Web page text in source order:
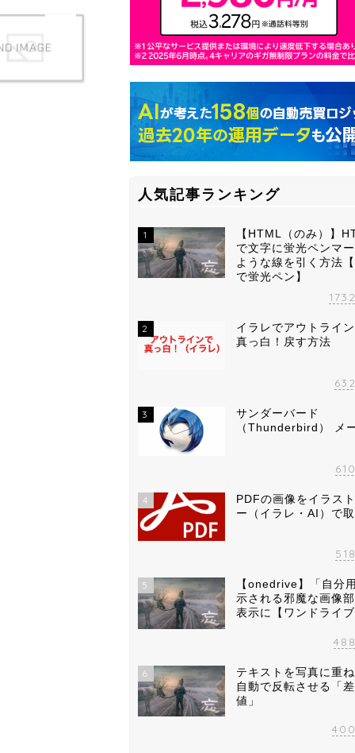
人気記事ランキング
1
【HTML（のみ）】
で文字に蛍光ペンマ
ような線を引く方法
で蛍光ペン】
2
イラレでアウトライ
真っ白！戻す方法
3
サンダーバード
（Thunderbird） メ
4
PDFの画像をイラス
ー（イラレ・AI）で
5
【onedrive】「自分
示される邪魔な画像
表示に【ワンドライ
6
テキストを写真に重
自動で反転させる「
値」